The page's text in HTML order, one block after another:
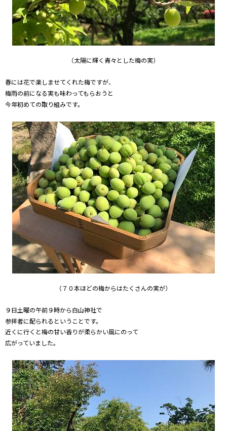
（太陽に輝く青々とした梅の実）
春には花で楽しませてくれた梅ですが、
梅雨の前になる実も味わってもらおうと
今年初めての取り組みです。
（７０本ほどの梅からはたくさんの実が）
９日土曜の午前９時から白山神社で
参拝者に配られるということです。
近くに行くと梅の甘い香りが柔らかい風にのって
広がっていました。